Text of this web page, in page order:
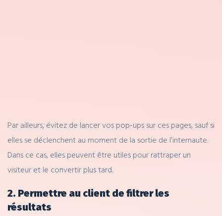
Par ailleurs, évitez de lancer vos pop-ups sur ces pages, sauf si
elles se déclenchent au moment de la sortie de l’internaute.
Dans ce cas, elles peuvent être utiles pour rattraper un
visiteur et le convertir plus tard.
2. Permettre au client de filtrer les
résultats